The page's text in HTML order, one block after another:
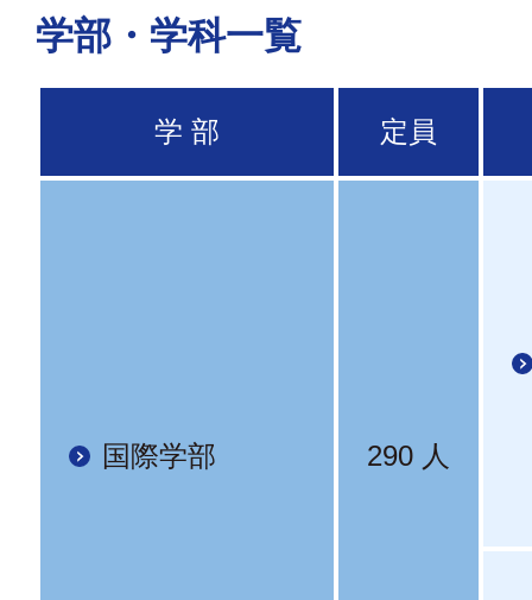
学部・学科一覧
学 部 定員
国際学部 290 人